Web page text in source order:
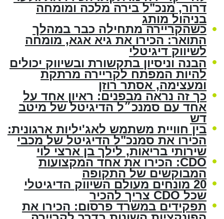
דרור, מנכ"ל בירה מלכה ומומחה
בניהול מותג
כשהקריירה מתחילה כבר במהלך
התואר: הכירו את גיא אגא, מומחה
לשיווק דיגיטלי
הבנה וניסיון בתקשורת ובשיווק יכולים
להיות המפתח לקריירה מרתקת
ומעצימה, אסתר רוזן
כך זה נראה מבפנים: ראיון אחד על
אחד עם סמנכ״ל הדיגיטל של מיטב
דש
בין חוויית משתמש לאג'יליות ארגונית:
הכירו את סמנכ"ל הדיגיטל של מכבי
שירותי בריאות, לילך בן ארצי לוי
CDO: הכירו את אחד המקצועות
המבוקשים של התקופה
20 מונחים מעולם השיווק הדיגיטלי
שכל CDO צריך להכיר
תפקידים במשרד פרסום: הכירו את